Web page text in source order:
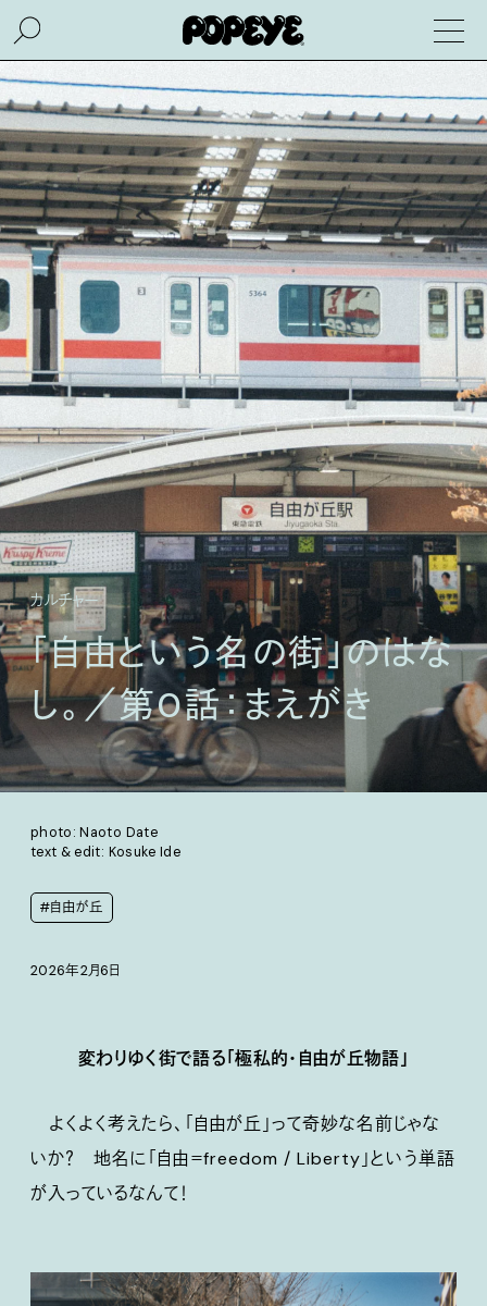
カルチャー
「自由という名の街」のはな
し。／第0話：まえがき
photo: Naoto Date
text & edit: Kosuke Ide
#自由が丘
2026年2月6日
変わりゆく街で語る「極私的・自由が丘物語」
よくよく考えたら、「自由が丘」って奇妙な名前じゃな
いか？ 地名に「自由＝freedom / Liberty」という単語
が入っているなんて！